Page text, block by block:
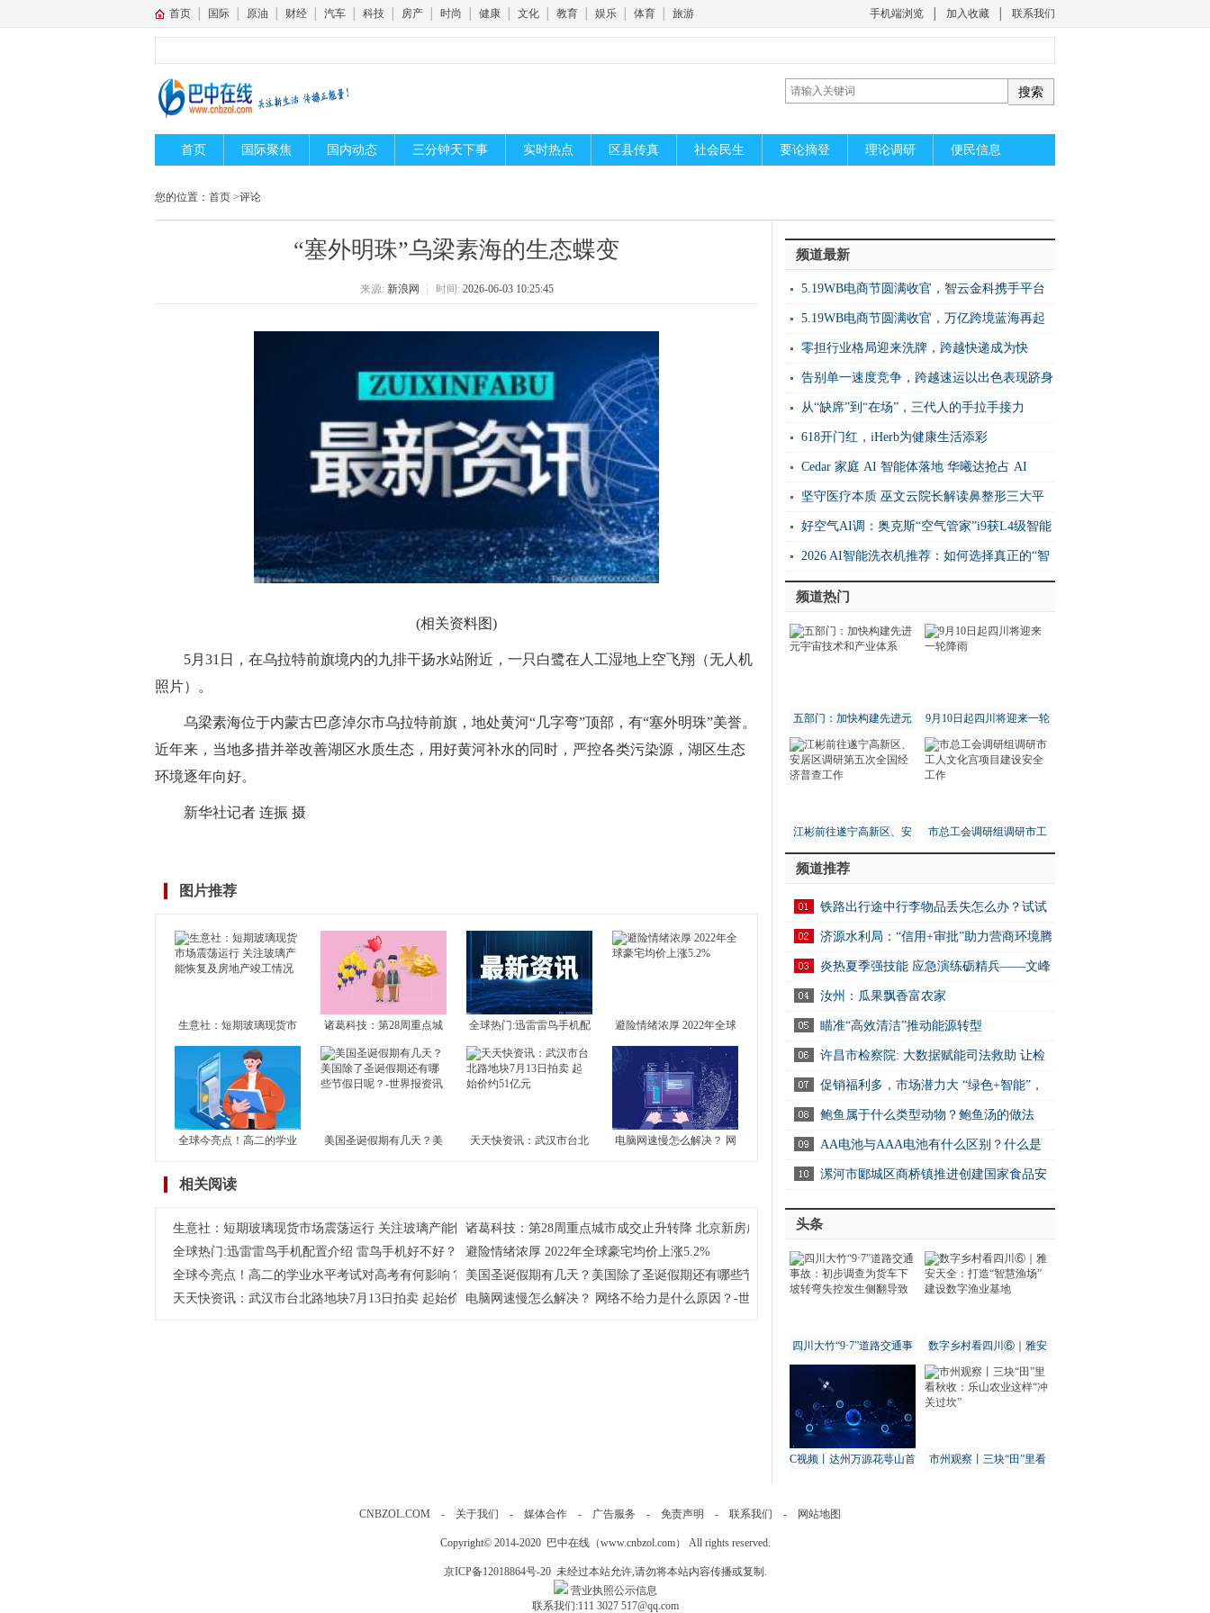
首页 国际 原油 财经 汽车 科技 房产 时尚 健康 文化 教育 娱乐 体育 旅游 手机端浏览 加入收藏 联系我们
首页 国际聚焦 国内动态 三分钟天下事 实时热点 区县传真 社会民生 要论摘登 理论调研 便民信息
您的位置： 首页 >评论
“塞外明珠”乌梁素海的生态蝶变
来源: 新浪网 ┆ 时间: 2026-06-03 10:25:45
(相关资料图)
5月31日，在乌拉特前旗境内的九排干扬水站附近，一只白鹭在人工湿地上空飞翔（无人机
照片）。
乌梁素海位于内蒙古巴彦淖尔市乌拉特前旗，地处黄河“几字弯”顶部，有“塞外明珠”美誉。
近年来，当地多措并举改善湖区水质生态，用好黄河补水的同时，严控各类污染源，湖区生态
环境逐年向好。
新华社记者 连振 摄
图片推荐
生意社：短期玻璃现货市
场震荡运行 关注玻璃产能
恢复及房地产竣工情况
诸葛科技：第28周重点城
市成交止升转降 北京新房
成交独升 其余14城全部下
全球热门:迅雷雷鸟手机配
置介绍 雷鸟手机好不好？
避险情绪浓厚 2022年全球
豪宅均价上涨5.2%
全球今亮点！高二的学业
响？学考对高考到底有没
美国圣诞假期有几天？美
天天快资讯：武汉市台北
电脑网速慢怎么解决？ 网
相关阅读
生意社：短期玻璃现货市场震荡运行 关注玻璃产能恢复及房地产竣工情况诸葛科技：第28周重点城市成交止升转降 北京新房成交独升 其余14城全部下滑
全球热门:迅雷雷鸟手机配置介绍 雷鸟手机好不好？
避险情绪浓厚 2022年全球豪宅均价上涨5.2%
全球今亮点！高二的学业水平考试对高考有何影响？学考对高考到底有没有影响？美国圣诞假期有几天？美国除了圣诞假期还有哪些节假日呢？-世界报资讯
天天快资讯：武汉市台北路地块7月13日拍卖 起始价约51亿元电脑网速慢怎么解决？ 网络不给力是什么原因？-世界今日报
频道最新
5.19WB电商节圆满收官，智云金科携手平台
开启万亿蓝海新机遇
5.19WB电商节圆满收官，万亿跨境蓝海再起
新篇！
零担行业格局迎来洗牌，跨越快递成为快
运“增速之王”
​告别单一速度竞争，跨越速运以出色表现跻身
2026中国快运10强
从“缺席”到“在场”，三代人的手拉手接力
618开门红，iHerb为健康生活添彩
Cedar 家庭 AI 智能体落地 华曦达抢占 AI
Home 生态核心制高点
坚守医疗本质 巫文云院长解读鼻整形三大平
衡法则
好空气AI调：奥克斯“空气管家”i9获L4级智能
证书 重构空调行业价值坐标系
2026 AI智能洗衣机推荐：如何选择真正的“智
能”洗衣机？
频道热门
五部门：加快构建先进元
宇宙技术和产业体系
9月10日起四川将迎来一轮
降雨
江彬前往遂宁高新区、安
居区调研第五次全国经济
普查工作
市总工会调研组调研市工
人文化宫项目建设安全工
频道推荐
铁路出行途中行李物品丢失怎么办？试试
用12306App找回
济源水利局：“信用+审批”助力营商环境腾
炎热夏季强技能 应急演练砺精兵——文峰
区万达商业服务中心开展消防应急演练活动
汝州：瓜果飘香富农家
瞄准“高效清洁”推动能源转型
许昌市检察院: 大数据赋能司法救助 让检
察关爱可感可触可及
促销福利多，市场潜力大 “绿色+智能”，
家电消费新选择
鲍鱼属于什么类型动物？鲍鱼汤的做法
AA电池与AAA电池有什么区别？什么是
AA电池？ 快资讯
漯河市郾城区商桥镇推进创建国家食品安
头条
四川大竹“9·7”道路交通事
故：初步调查为货车下坡
转弯失控发生侧翻导致
数字乡村看四川⑥｜雅安
天全：打造“智慧渔场” 建
设数字渔业基地
C视频丨达州万源花萼山首
市州观察丨三块“田”里看
CNBZOL.COM - 关于我们 - 媒体合作- 广告服务 - 免责声明 - 联系我们 - 网站地图
Copyright© 2014-2020 巴中在线（www.cnbzol.com） All rights reserved.
京ICP备12018864号-20未经过本站允许,请勿将本站内容传播或复制.
营业执照公示信息
联系我们:111 3027 517@qq.com